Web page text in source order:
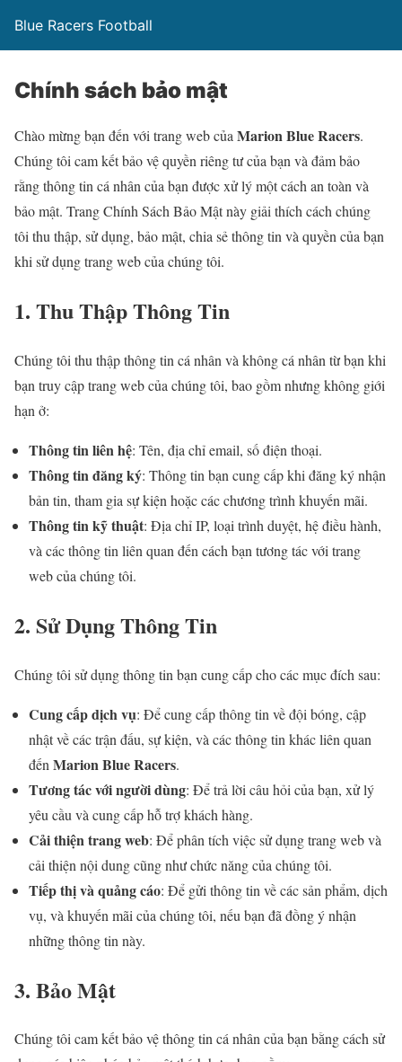
Blue Racers Football
Chính sách bảo mật
Chào mừng bạn đến với trang web của Marion Blue Racers.
Chúng tôi cam kết bảo vệ quyền riêng tư của bạn và đảm bảo
rằng thông tin cá nhân của bạn được xử lý một cách an toàn và
bảo mật. Trang Chính Sách Bảo Mật này giải thích cách chúng
tôi thu thập, sử dụng, bảo mật, chia sẻ thông tin và quyền của bạn
khi sử dụng trang web của chúng tôi.
1. Thu Thập Thông Tin
Chúng tôi thu thập thông tin cá nhân và không cá nhân từ bạn khi
bạn truy cập trang web của chúng tôi, bao gồm nhưng không giới
hạn ở:
Thông tin liên hệ: Tên, địa chỉ email, số điện thoại.
Thông tin đăng ký: Thông tin bạn cung cấp khi đăng ký nhận
bản tin, tham gia sự kiện hoặc các chương trình khuyến mãi.
Thông tin kỹ thuật: Địa chỉ IP, loại trình duyệt, hệ điều hành,
và các thông tin liên quan đến cách bạn tương tác với trang
web của chúng tôi.
2. Sử Dụng Thông Tin
Chúng tôi sử dụng thông tin bạn cung cấp cho các mục đích sau:
Cung cấp dịch vụ: Để cung cấp thông tin về đội bóng, cập
nhật về các trận đấu, sự kiện, và các thông tin khác liên quan
đến Marion Blue Racers.
Tương tác với người dùng: Để trả lời câu hỏi của bạn, xử lý
yêu cầu và cung cấp hỗ trợ khách hàng.
Cải thiện trang web: Để phân tích việc sử dụng trang web và
cải thiện nội dung cũng như chức năng của chúng tôi.
Tiếp thị và quảng cáo: Để gửi thông tin về các sản phẩm, dịch
vụ, và khuyến mãi của chúng tôi, nếu bạn đã đồng ý nhận
những thông tin này.
3. Bảo Mật
Chúng tôi cam kết bảo vệ thông tin cá nhân của bạn bằng cách sử